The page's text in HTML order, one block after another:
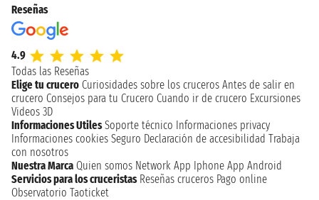
Reseñas
4.9
Todas las Reseñas
Elige tu crucero Curiosidades sobre los cruceros Antes de salir en
crucero Consejos para tu Crucero Cuando ir de crucero Excursiones
Videos 3D
Informaciones Utiles Soporte técnico Informaciones privacy
Informaciones cookies Seguro Declaración de accesibilidad Trabaja
con nosotros
Nuestra Marca Quien somos Network App Iphone App Android
Servicios para los cruceristas Reseñas cruceros Pago online
Observatorio Taoticket